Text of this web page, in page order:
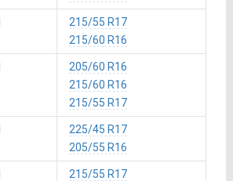
215/55 R17
215/60 R16
205/60 R16
215/60 R16
215/55 R17
225/45 R17
205/55 R16
215/55 R17